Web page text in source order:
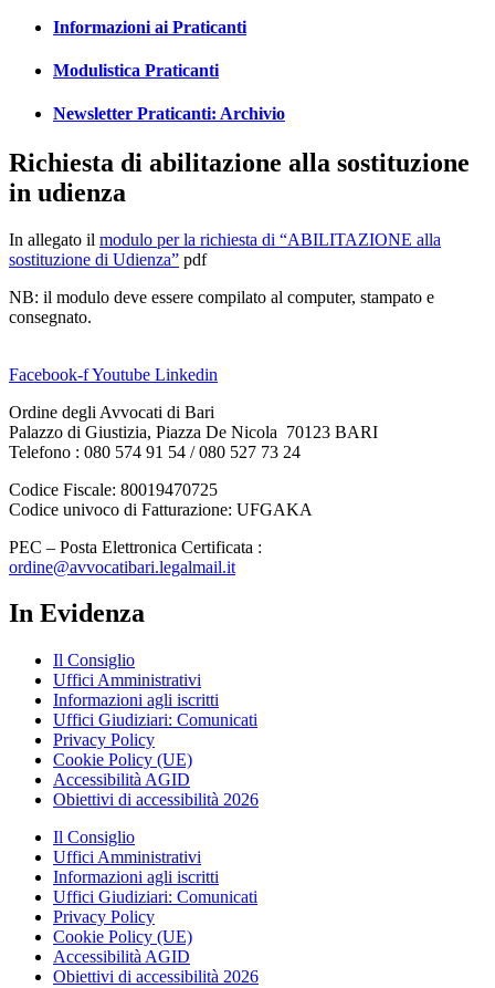
Informazioni ai Praticanti
Modulistica Praticanti
Newsletter Praticanti: Archivio
Richiesta di abilitazione alla sostituzione
in udienza
In allegato il modulo per la richiesta di “ABILITAZIONE alla
sostituzione di Udienza” pdf
NB: il modulo deve essere compilato al computer, stampato e
consegnato.
Facebook-fYoutube Linkedin
Ordine degli Avvocati di Bari
Palazzo di Giustizia, Piazza De Nicola 70123 BARI
Telefono : 080 574 91 54 / 080 527 73 24
Codice Fiscale: 80019470725
Codice univoco di Fatturazione: UFGAKA
PEC – Posta Elettronica Certificata :
ordine@avvocatibari.legalmail.it
In Evidenza
Il Consiglio
Uffici Amministrativi
Informazioni agli iscritti
Uffici Giudiziari: Comunicati
Privacy Policy
Cookie Policy (UE)
Accessibilità AGID
Obiettivi di accessibilità 2026
Il Consiglio
Uffici Amministrativi
Informazioni agli iscritti
Uffici Giudiziari: Comunicati
Privacy Policy
Cookie Policy (UE)
Accessibilità AGID
Obiettivi di accessibilità 2026